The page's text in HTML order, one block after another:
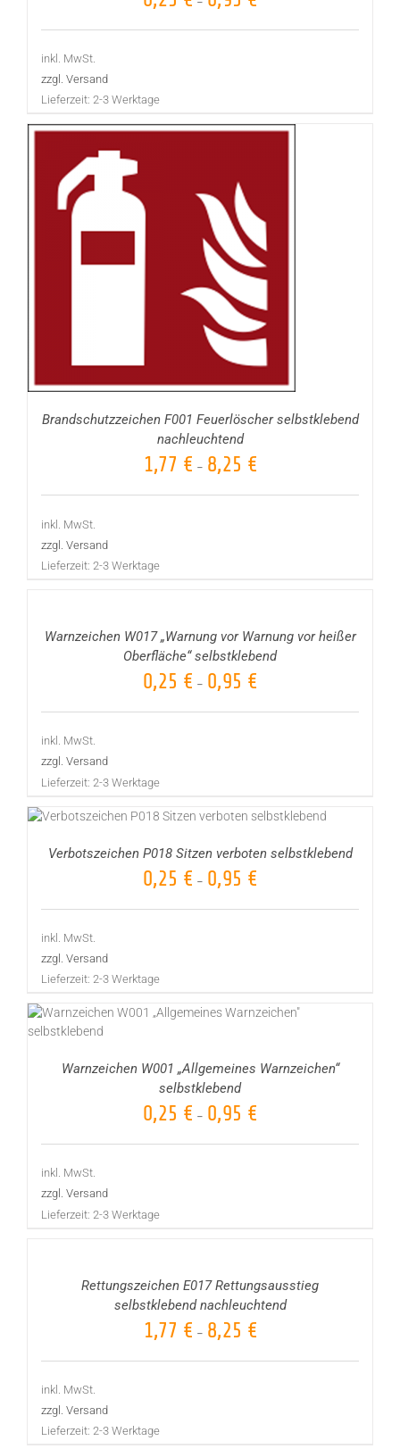
inkl. MwSt.
zzgl. Versand
Lieferzeit: 2-3 Werktage
Brandschutzzeichen F001 Feuerlöscher selbstklebend
nachleuchtend
1,77 € – 8,25 €
inkl. MwSt.
zzgl. Versand
Lieferzeit: 2-3 Werktage
DETAILS
Warnzeichen W017 „Warnung vor Warnung vor heißer
Oberfläche“ selbstklebend
0,25 € – 0,95 €
inkl. MwSt.
zzgl. Versand
Lieferzeit: 2-3 Werktage
Verbotszeichen P018 Sitzen verboten selbstklebend
0,25 € – 0,95 €
inkl. MwSt.
zzgl. Versand
Lieferzeit: 2-3 Werktage
Warnzeichen W001 „Allgemeines Warnzeichen“
selbstklebend
0,25 € – 0,95 €
inkl. MwSt.
zzgl. Versand
Lieferzeit: 2-3 Werktage
Rettungszeichen E017 Rettungsausstieg
selbstklebend nachleuchtend
1,77 € – 8,25 €
inkl. MwSt.
zzgl. Versand
Lieferzeit: 2-3 Werktage